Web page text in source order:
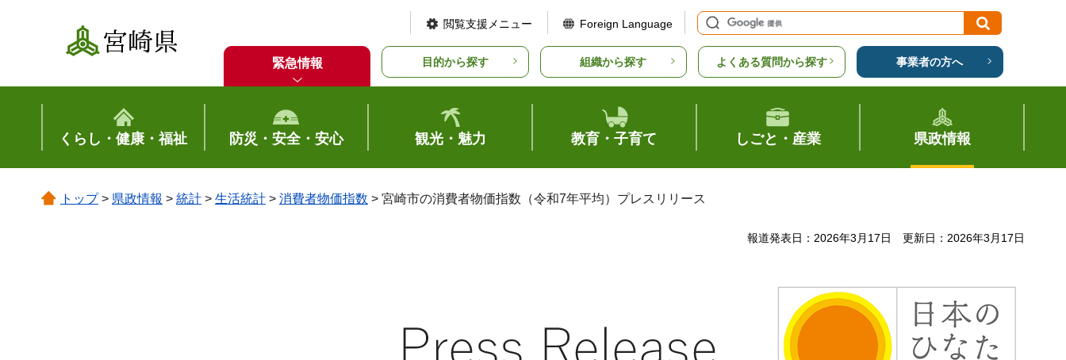
宮崎県
閲覧支援メニュー Foreign Language
緊急情報 目的から探す 組織から探す よくある質問から探す 事業者の方へ
くらし・健康・福祉 防災・安全・安心 観光・魅力 教育・子育て しごと・産業 県政情報
トップ> 県政情報 > 統計 > 生活統計 > 消費者物価指数 > 宮崎市の消費者物価指数（令和7年平均）プレスリリース
報道発表日：2026年3月17日 更新日：2026年3月17日